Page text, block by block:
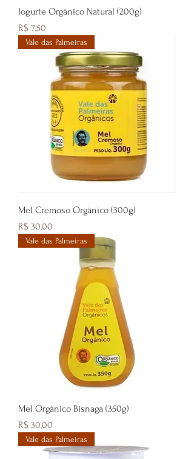
Iogurte Orgânico Natural (200g)
Preço
R$ 7,50
Vale das Palmeiras
Mel Cremoso Orgânico (300g)
Preço
R$ 30,00
Vale das Palmeiras
Mel Orgânico Bisnaga (350g)
Preço
R$ 30,00
Vale das Palmeiras